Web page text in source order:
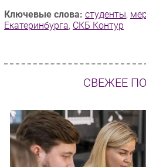
Ключевые слова: студенты,
Екатеринбурга, СКБ Контур
СВЕЖЕЕ